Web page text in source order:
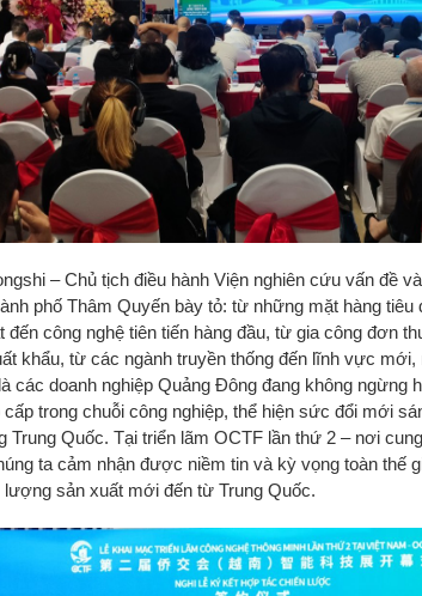
– Chủ tịch điều hành Viện nghiên cứu vấn đề
phố Thâm Quyến bày tỏ: từ những mặt hàng tiêu
đến công nghệ tiên tiến hàng đầu, từ gia công đơn
khẩu, từ các ngành truyền thống đến lĩnh vực mới,
các doanh nghiệp Quảng Đông đang không ngừng
trong chuỗi công nghiệp, thể hiện sức đổi mới
Trung Quốc. Tại triển lãm OCTF lần thứ 2 – nơi
ta cảm nhận được niềm tin và kỳ vọng toàn thế
sản xuất mới đến từ Trung Quốc.